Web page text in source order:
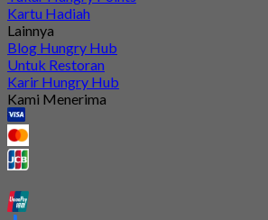
Kartu Hadiah
Lainnya
Blog Hungry Hub
Untuk Restoran
Karir Hungry Hub
Kami Menerima